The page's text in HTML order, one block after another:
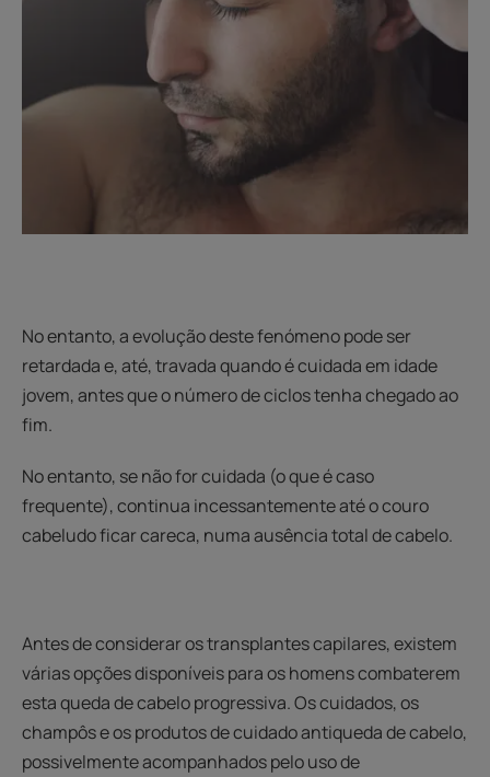
No entanto, a evolução deste fenómeno pode ser
retardada e, até, travada quando é cuidada em idade
jovem, antes que o número de ciclos tenha chegado ao
fim.
No entanto, se não for cuidada (o que é caso
frequente), continua incessantemente até o couro
cabeludo ficar careca, numa ausência total de cabelo.
Antes de considerar os transplantes capilares, existem
várias opções disponíveis para os homens combaterem
esta queda de cabelo progressiva. Os cuidados, os
champôs e os produtos de cuidado antiqueda de cabelo,
possivelmente acompanhados pelo uso de